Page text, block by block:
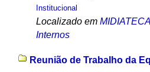
Institucional
Localizado em MIDIATECA
Internos
Reunião de Trabalho da